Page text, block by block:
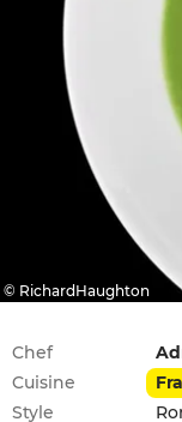
© RichardHaughton
Infos
Chef
Cuisine
Style